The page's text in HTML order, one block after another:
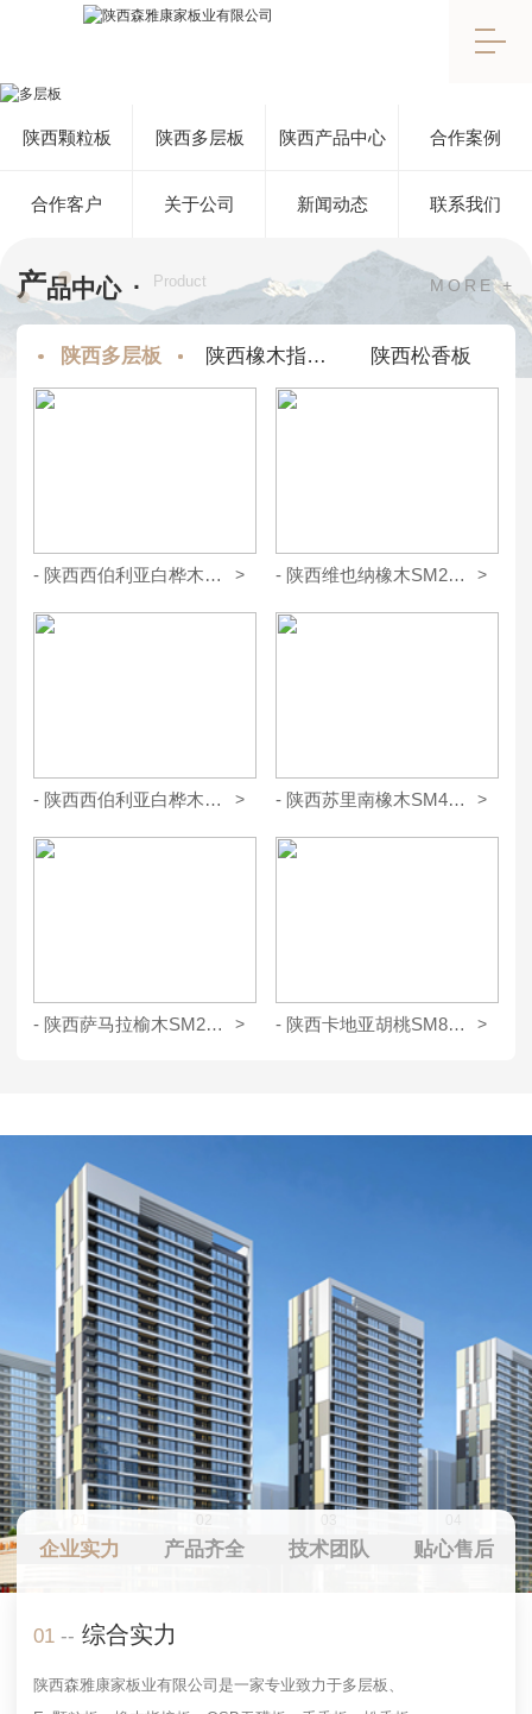
陕西颗粒板 陕西多层板 陕西产品中心 合作案例
合作客户 关于公司 新闻动态 联系我们
产品中心 · Product MORE +
陕西多层板 陕西橡木指接板 陕西松香板
- 陕西西伯利亚白桦木SM96051 > - 陕西维也纳橡木SM26068 >
- 陕西西伯利亚白桦木SM96055 > - 陕西苏里南橡木SM40213 >
- 陕西萨马拉榆木SM24003 > - 陕西卡地亚胡桃SM80162 >
01 -- 综合实力
陕西森雅康家板业有限公司是一家专业致力于多层板、
企业实力 产品齐全 技术团队 贴心售后